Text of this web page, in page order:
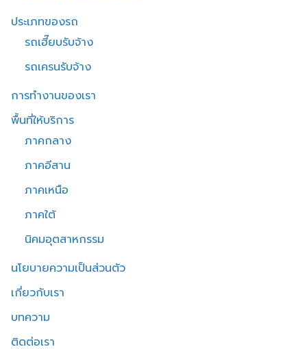
ประเภทของรถ
รถเฮี๊ยบรับจ้าง
รถเครนรับจ้าง
การทำงานของเรา
พื้นที่ให้บริการ
ภาคกลาง
ภาคอีสาน
ภาคเหนือ
ภาคใต้
นิคมอุตสาหกรรม
นโยบายความเป็นส่วนตัว
เกี่ยวกับเรา
บทความ
ติดต่อเรา